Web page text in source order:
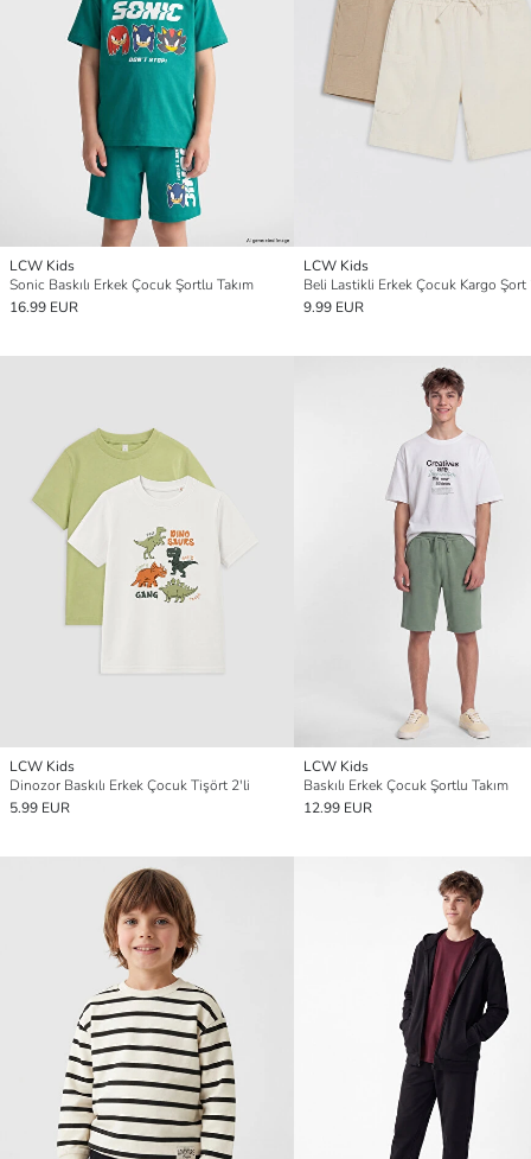
LCW Kids
Sonic Baskılı Erkek Çocuk Şortlu Takım
16.99 EUR
LCW Kids
Beli Lastikli Erkek Çocuk Kargo
9.99 EUR
LCW Kids
Dinozor Baskılı Erkek Çocuk Tişört 2'li
5.99 EUR
LCW Kids
Baskılı Erkek Çocuk Şortlu Takım
12.99 EUR